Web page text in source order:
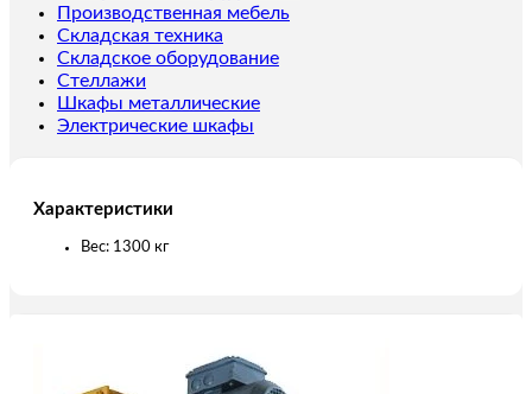
Производственная мебель
Складская техника
Складское оборудование
Стеллажи
Шкафы металлические
Электрические шкафы
Характеристики
Вес: 1300 кг